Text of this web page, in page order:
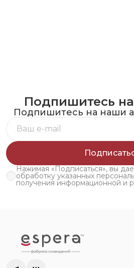
Подпишитесь
Подпишитесь на наши
Нажимая «Подписаться», вы
обработку указанных
получения информационной и